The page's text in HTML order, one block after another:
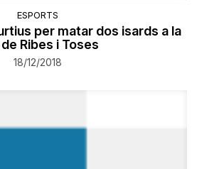
ESPORTS
per matar dos isards a la
Ribes i Toses
18/12/2018